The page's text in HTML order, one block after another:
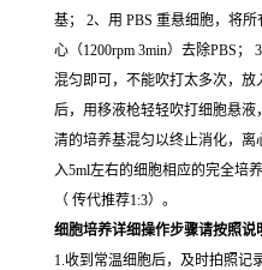
基； 2、用 PBS 重悬细胞，将
心（1200rpm 3min）去除PBS；
混匀即可，不能吹打太多次，放
后，用移液枪轻轻吹打细胞悬液
清的培养基混匀以终止消化，离
入5ml左右的细胞相应的完全培
（ 传代推荐1:3）。
细胞培养详细操作步骤请按照说
1.收到常温细胞后，及时拍照记